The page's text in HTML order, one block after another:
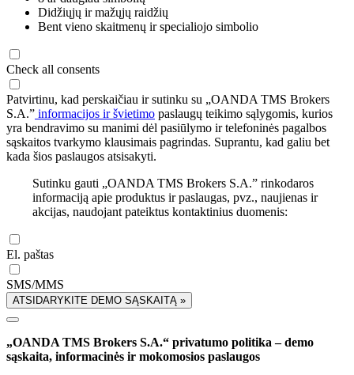
Didžiųjų ir mažųjų raidžių
Bent vieno skaitmenų ir specialiojo simbolio
Check all consents
Patvirtinu, kad perskaičiau ir sutinku su „OANDA TMS Brokers
S.A.” informacijos ir švietimo paslaugų teikimo sąlygomis, kurios
yra bendravimo su manimi dėl pasiūlymo ir telefoninės pagalbos
sąskaitos tvarkymo klausimais pagrindas. Suprantu, kad galiu bet
kada šios paslaugos atsisakyti.
Sutinku gauti „OANDA TMS Brokers S.A.” rinkodaros
informaciją apie produktus ir paslaugas, pvz., naujienas ir
akcijas, naudojant pateiktus kontaktinius duomenis:
El. paštas
SMS/MMS
ATSIDARYKITE DEMO SĄSKAITĄ »
„OANDA TMS Brokers S.A.“ privatumo politika – demo
sąskaita, informacinės ir mokomosios paslaugos